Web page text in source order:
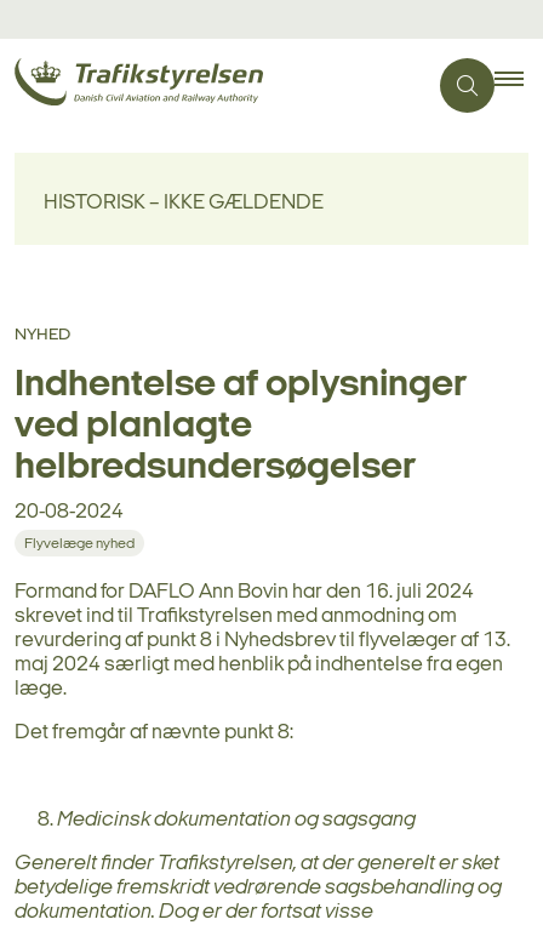
HISTORISK – IKKE GÆLDENDE
NYHED
Indhentelse af oplysninger
ved planlagte
helbredsundersøgelser
20-08-2024
Flyvelæge nyhed
Formand for DAFLO Ann Bovin har den 16. juli 2024
skrevet ind til Trafikstyrelsen med anmodning om
revurdering af punkt 8 i Nyhedsbrev til flyvelæger af 13.
maj 2024 særligt med henblik på indhentelse fra egen
læge.
Det fremgår af nævnte punkt 8:
Medicinsk dokumentation og sagsgang
Generelt finder Trafikstyrelsen, at der generelt er sket
betydelige fremskridt vedrørende sagsbehandling og
dokumentation. Dog er der fortsat visse